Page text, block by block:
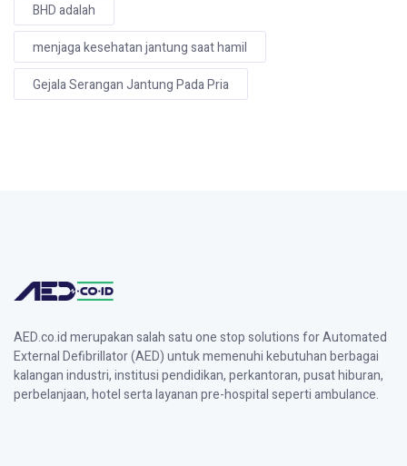
BHD adalah
menjaga kesehatan jantung saat hamil
Gejala Serangan Jantung Pada Pria
AED.co.id merupakan salah satu one stop solutions for Automated
External Defibrillator (AED) untuk memenuhi kebutuhan berbagai
kalangan industri, institusi pendidikan, perkantoran, pusat hiburan,
perbelanjaan, hotel serta layanan pre-hospital seperti ambulance.